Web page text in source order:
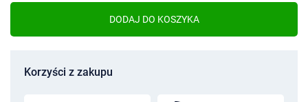
DODAJ DO KOSZYKA
Korzyści z zakupu